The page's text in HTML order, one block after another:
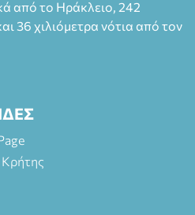
Οργάνωση: ΚΝΩΣΟΣ
από το Ηράκλειο, 242
36 χιλιόμετρα νότια από τον